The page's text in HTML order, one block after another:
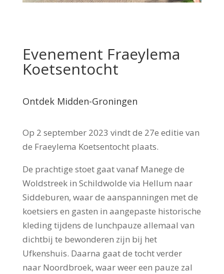
Evenement Fraeylema
Koetsentocht
Ontdek Midden-Groningen
Op 2 september 2023 vindt de 27e editie van
de Fraeylema Koetsentocht plaats.
De prachtige stoet gaat vanaf Manege de
Woldstreek in Schildwolde via Hellum naar
Siddeburen, waar de aanspanningen met de
koetsiers en gasten in aangepaste historische
kleding tijdens de lunchpauze allemaal van
dichtbij te bewonderen zijn bij het
Ufkenshuis. Daarna gaat de tocht verder
naar Noordbroek, waar weer een pauze zal